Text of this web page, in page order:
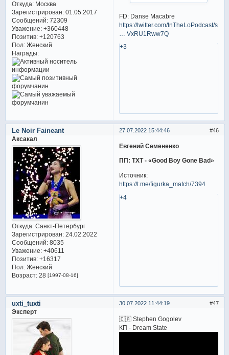
Откуда:Москва
Зарегистрирован: 01.05.2017
Сообщений:72309
Уважение: +360448
Позитив: +120763
Пол:Женский
Награды:
FD: Danse Macabre
https://twitter.com/InTheLoPodcast/stat
… VxRU1Rww7Q
+3
46
27.07.2022 15:44:46
Le Noir Faineant
Аксакал
Откуда:Санкт-Петербург
Зарегистрирован: 24.02.2022
Сообщений:8035
Уважение: +40611
Позитив: +16317
Пол:Женский
Возраст:28 [1997-08-16]
Евгений Семененко
ПП: TXT - «Good Boy Gone Bad»
Источник:
https://t.me/figurka_match/7394
+4
47
30.07.2022 11:44:19
uxti_tuxti
Эксперт
🇨🇦 Stephen Gogolev
КП - Dream State